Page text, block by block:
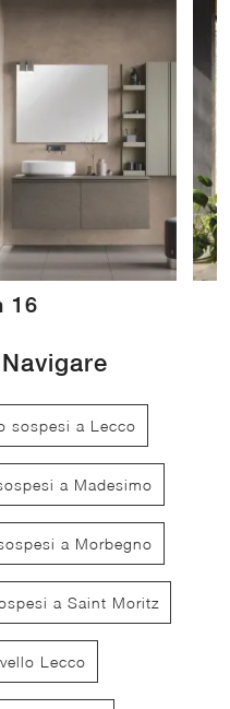
16
sospesi a Lecco
a Madesimo
a Morbegno
a Saint Moritz
Lecco